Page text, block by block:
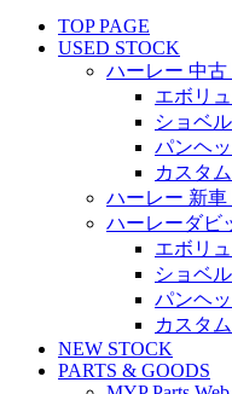
TOP PAGE
USED STOCK
ハーレー 中
エボリ
ショベ
パンヘ
カスタ
ハーレー 新
ハーレーダビ
エボリ
ショベ
パンヘ
カスタ
NEW STOCK
PARTS & GOODS